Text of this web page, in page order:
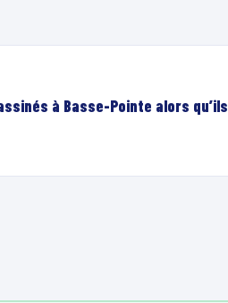
à Basse-Pointe alors qu’ils